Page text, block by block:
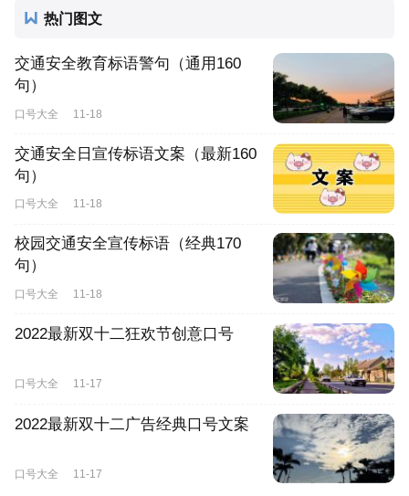
热门图文
交通安全教育标语警句（通用160
句）
口号大全 11-18
交通安全日宣传标语文案（最新160
句）
口号大全 11-18
校园交通安全宣传标语（经典170
句）
口号大全 11-18
2022最新双十二狂欢节创意口号
口号大全 11-17
2022最新双十二广告经典口号文案
口号大全 11-17